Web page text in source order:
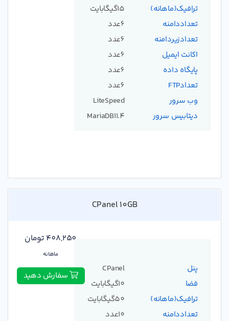
ترافیک(ماهانه)
تعداددامنه
تعدادزیردامنه
اکانت ایمیل
پایگاه داده
تعدادFTP
وب سرور
دیتابیس سرور
15گیگابایت
6عدد
6عدد
6عدد
6عدد
6عدد
LiteSpeed
MariaDB11.4
CPanel 10GB
پنل
فضا
ترافیک(ماهانه)
تعداددامنه
CPanel
10گیگابایت
50گیگابایت
10عدد
408,250 تومان
ماهانه
سفارش دهید